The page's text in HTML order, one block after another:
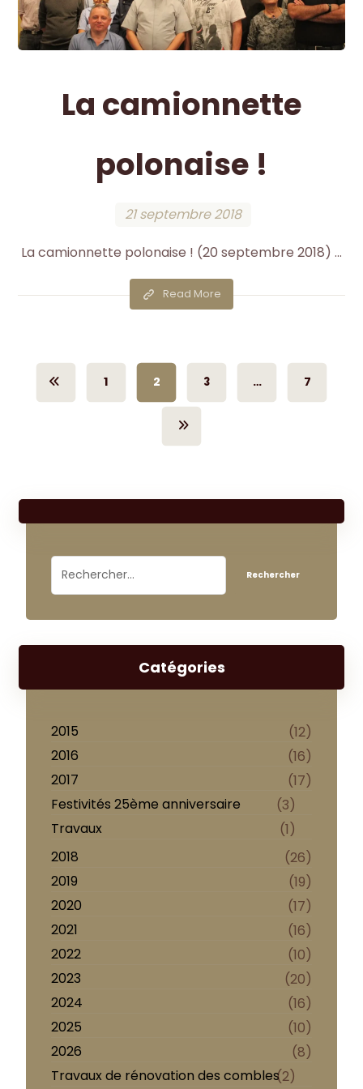
La camionnette
polonaise !
21 septembre 2018
La camionnette polonaise ! (20 septembre 2018) ...
Read More
1 2 3 … 7
Catégories
2015
(12)
2016
(16)
2017
(17)
Festivités 25ème anniversaire
(3)
Travaux
(1)
2018
(26)
2019
(19)
2020
(17)
2021
(16)
2022
(10)
2023
(20)
2024
(16)
2025
(10)
2026
(8)
Travaux de rénovation des combles(2)